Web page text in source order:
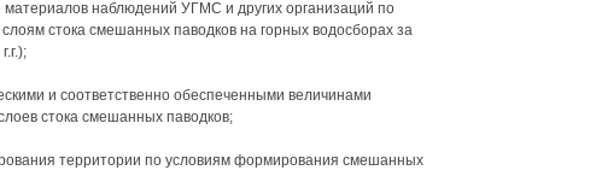
наблюдений УГМС и других организаций по
стока смешанных паводков на горных водосборах за
и соответственно обеспеченными величинами
стока смешанных паводков;
территории по условиям формирования смешанных